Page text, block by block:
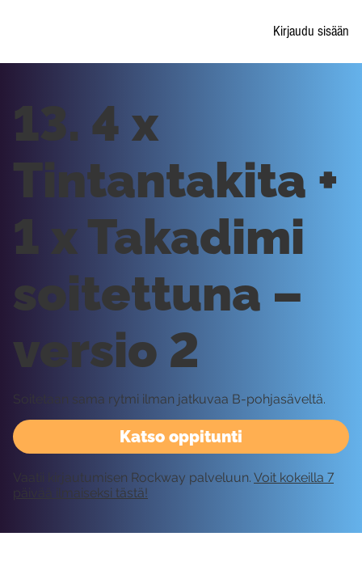
Kirjaudu sisään
Katso oppitunti
13. 4 x
Tintantakita +
1 x Takadimi
soitettuna –
versio 2
Soitetaan sama rytmi ilman jatkuvaa B-pohjasäveltä.
Vaatii kirjautumisen Rockway palveluun. Voit kokeilla 7
päivää ilmaiseksi tästä!